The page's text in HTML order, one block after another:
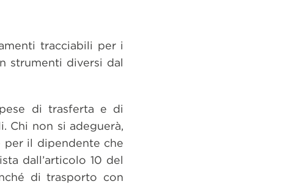
tracciabili per i
strumenti diversi dal
di trasferta e di
Chi non si adeguerà,
per il dipendente che
dall’articolo 10 del
di trasporto con